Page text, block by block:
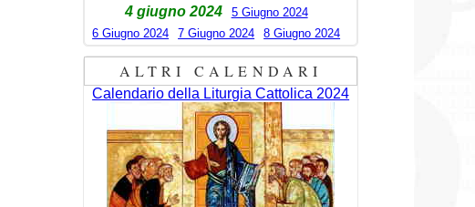
4 giugno 2024
5 Giugno 2024
6 Giugno 2024
7 Giugno 2024 8 Giugno 2024
ALTRI CALENDARI
Calendario della Liturgia Cattolica 2024